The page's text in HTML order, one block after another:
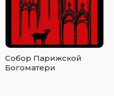
Собор Парижской
Богоматери